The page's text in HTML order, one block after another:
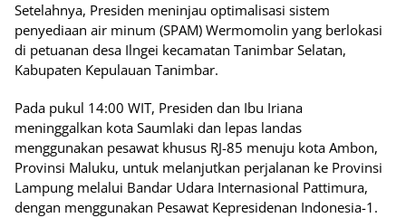
Setelahnya, Presiden meninjau optimalisasi sistem
penyediaan air minum (SPAM) Wermomolin yang berlokasi
di petuanan desa Ilngei kecamatan Tanimbar Selatan,
Kabupaten Kepulauan Tanimbar.
Pada pukul 14:00 WIT, Presiden dan Ibu Iriana
meninggalkan kota Saumlaki dan lepas landas
menggunakan pesawat khusus RJ-85 menuju kota Ambon,
Provinsi Maluku, untuk melanjutkan perjalanan ke Provinsi
Lampung melalui Bandar Udara Internasional Pattimura,
dengan menggunakan Pesawat Kepresidenan Indonesia-1.